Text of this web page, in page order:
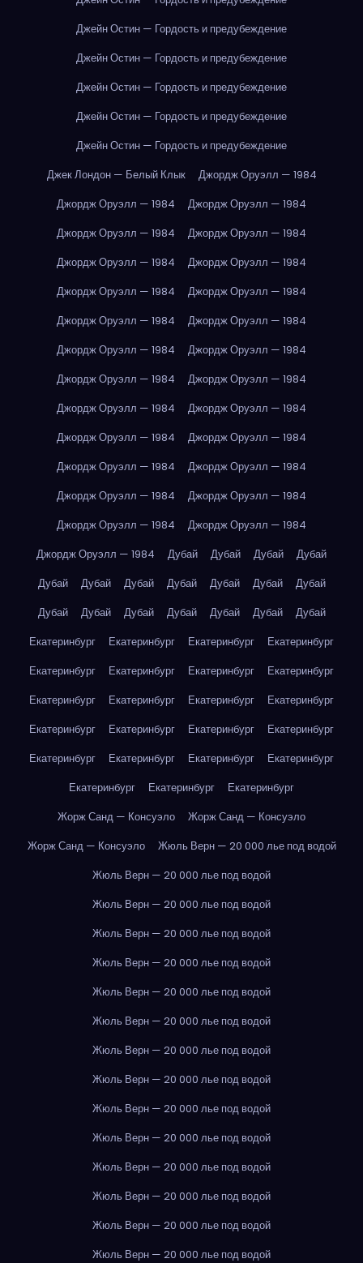
Джейн Остин — Гордость и предубеждение
Джейн Остин — Гордость и предубеждение
Джейн Остин — Гордость и предубеждение
Джейн Остин — Гордость и предубеждение
Джейн Остин — Гордость и предубеждение
Джек Лондон — Белый Клык
Джордж Оруэлл — 1984
Джордж Оруэлл — 1984
Джордж Оруэлл — 1984
Джордж Оруэлл — 1984
Джордж Оруэлл — 1984
Джордж Оруэлл — 1984
Джордж Оруэлл — 1984
Джордж Оруэлл — 1984
Джордж Оруэлл — 1984
Джордж Оруэлл — 1984
Джордж Оруэлл — 1984
Джордж Оруэлл — 1984
Джордж Оруэлл — 1984
Джордж Оруэлл — 1984
Джордж Оруэлл — 1984
Джордж Оруэлл — 1984
Джордж Оруэлл — 1984
Джордж Оруэлл — 1984
Джордж Оруэлл — 1984
Джордж Оруэлл — 1984
Джордж Оруэлл — 1984
Джордж Оруэлл — 1984
Джордж Оруэлл — 1984
Джордж Оруэлл — 1984
Джордж Оруэлл — 1984
Джордж Оруэлл — 1984
Дубай Дубай Дубай
Дубай
Дубай
Дубай Дубай Дубай Дубай Дубай
Дубай
Дубай
Дубай Дубай Дубай Дубай Дубай
Дубай
Екатеринбург
Екатеринбург Екатеринбург
Екатеринбург
Екатеринбург
Екатеринбург Екатеринбург
Екатеринбург
Екатеринбург
Екатеринбург Екатеринбург
Екатеринбург
Екатеринбург
Екатеринбург Екатеринбург
Екатеринбург
Екатеринбург
Екатеринбург Екатеринбург
Екатеринбург
Екатеринбург
Екатеринбург
Екатеринбург
Жорж Санд — Консуэло
Жорж Санд — Консуэло
Жорж Санд — Консуэло
Жюль Верн — 20 000 лье под водой
Жюль Верн — 20 000 лье под водой
Жюль Верн — 20 000 лье под водой
Жюль Верн — 20 000 лье под водой
Жюль Верн — 20 000 лье под водой
Жюль Верн — 20 000 лье под водой
Жюль Верн — 20 000 лье под водой
Жюль Верн — 20 000 лье под водой
Жюль Верн — 20 000 лье под водой
Жюль Верн — 20 000 лье под водой
Жюль Верн — 20 000 лье под водой
Жюль Верн — 20 000 лье под водой
Жюль Верн — 20 000 лье под водой
Жюль Верн — 20 000 лье под водой
Жюль Верн — 20 000 лье под водой